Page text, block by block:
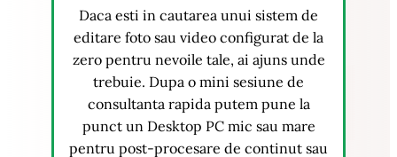
Daca esti in cautarea unui sistem de
editare foto sau video configurat de la
zero pentru nevoile tale, ai ajuns unde
trebuie. Dupa o mini sesiune de
consultanta rapida putem pune la
punct un Desktop PC mic sau mare
pentru post-procesare de continut sau